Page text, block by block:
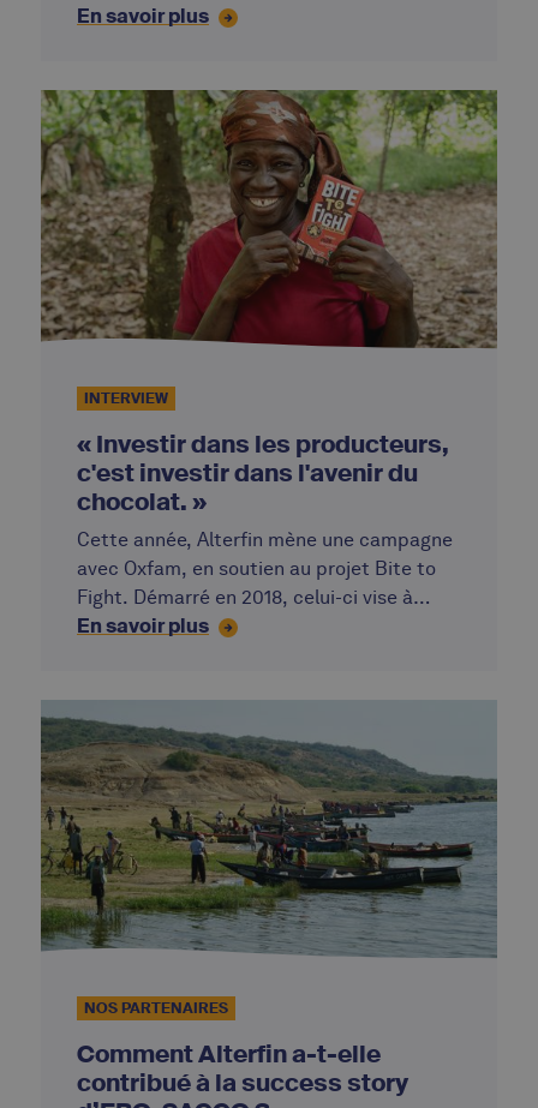
En savoir plus
INTERVIEW
« Investir dans les producteurs,
c'est investir dans l'avenir du
chocolat. »
Cette année, Alterfin mène une campagne
avec Oxfam, en soutien au projet Bite to
Fight. Démarré en 2018, celui-ci vise à
permettre à 100 productrices et
Un projet dont Oxfam veut faire un modèle
à suivre.
En savoir plus
NOS PARTENAIRES
Comment Alterfin a-t-elle
contribué à la success story